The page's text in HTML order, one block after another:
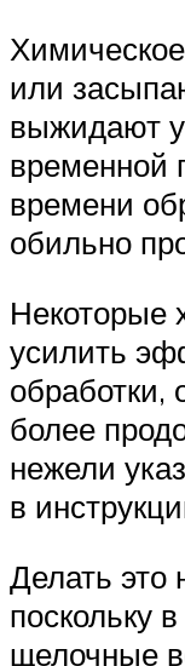
или
выжидают
временной
времени
обильно
Некоторые
усилить
обработки,
более
нежели
в
Делать это
поскольку
щелочные